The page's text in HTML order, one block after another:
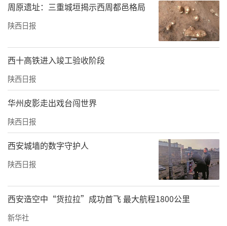
周原遗址：三重城垣揭示西周都邑格局
陕西日报
西十高铁进入竣工验收阶段
陕西日报
华州皮影走出戏台闯世界
陕西日报
西安城墙的数字守护人
陕西日报
西安造空中“货拉拉”成功首飞 最大航程1800公里
新华社